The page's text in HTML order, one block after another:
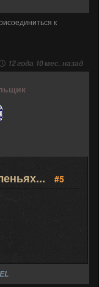
к
12 года 10 мес. назад
#5